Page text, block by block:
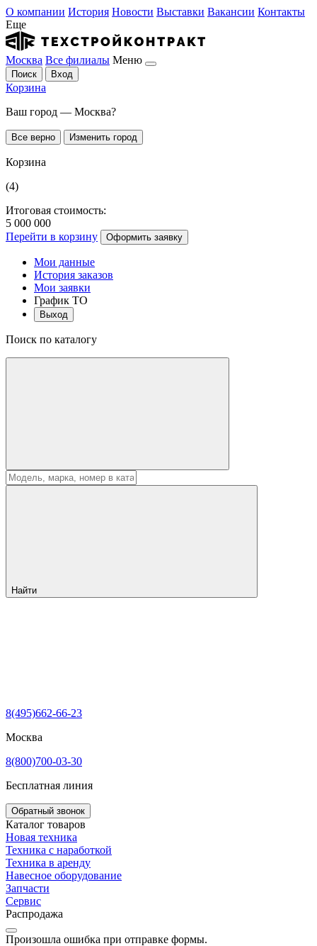
О компании История Новости Выставки Вакансии Контакты
Еще
Москва Все филиалы Меню
Поиск Вход
Корзина
Ваш город — Москва?
Все верно Изменить город
Корзина
(4)
Итоговая стоимость:
5 000 000
Перейти в корзину
Оформить заявку
Мои данные
История заказов
Мои заявки
График ТО
Выход
Поиск по каталогу
Найти
8(495)662-66-23
Москва
8(800)700-03-30
Бесплатная линия
Обратный звонок
Каталог товаров
Новая техника
Техника с наработкой
Техника в аренду
Навесное оборудование
Запчасти
Сервис
Распродажа
Произошла ошибка при отправке формы.